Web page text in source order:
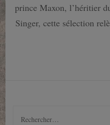
prince Maxon, l’héritier
Singer, cette sélection
Rechercher :